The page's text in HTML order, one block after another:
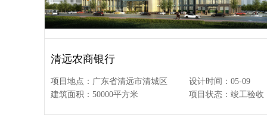
清远农商银行
项目地点：广东省清远市清城区
建筑面积：50000平方米
设计时间：05-09
项目状态：竣工验收